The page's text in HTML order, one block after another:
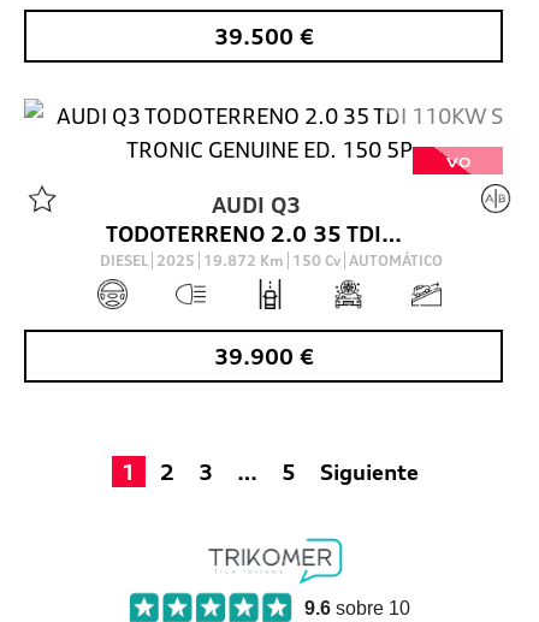
39.500 €
VO
AUDI Q3
TODOTERRENO 2.0 35 TDI 110KW S TRONIC GENUINE ED. 150 5P
DIESEL 2025 19.872 Km 150 Cv AUTOMÁTICO
39.900 €
1 2 3 … 5 Siguiente
9.6sobre 10